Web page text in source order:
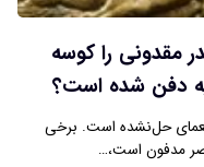
مقدونی را کوسه
دفن شده است؟
حل‌نشده است. برخی
مدفون است،…